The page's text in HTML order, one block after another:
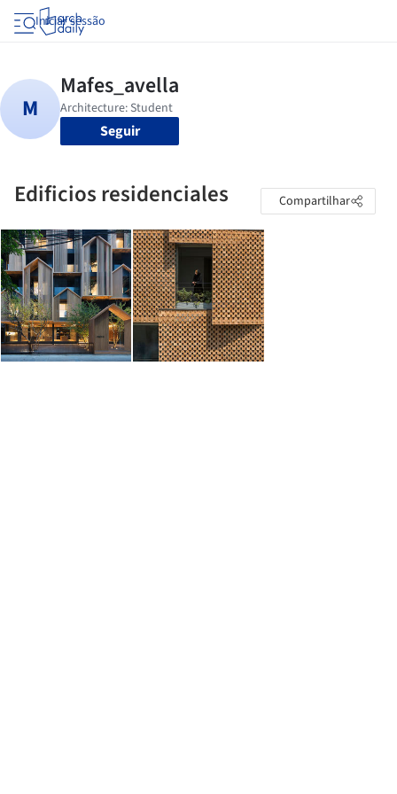
Iniciar sessão
Seguir
Edificios residenciales Compartilhar